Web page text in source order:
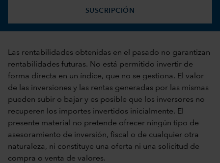
SUSCRIPCIÓN
Las rentabilidades obtenidas en el pasado no garantizan
rentabilidades futuras. No está permitido invertir de
forma directa en un índice, que no se gestiona. El valor
de las inversiones y las rentas generadas por las mismas
pueden subir o bajar y es posible que los inversores no
recuperen los importes invertidos inicialmente. El
presente material no pretende ofrecer ningún tipo de
asesoramiento de inversión, fiscal o de cualquier otra
naturaleza, ni constituye una oferta ni una solicitud de
compra o venta de valores.